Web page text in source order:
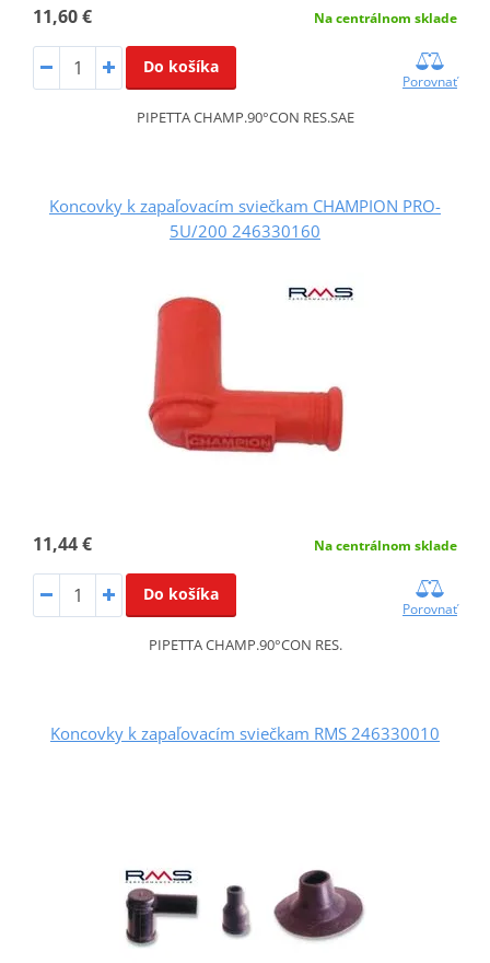
11,60 € Na centrálnom sklade
Do košíka
Porovnať
PIPETTA CHAMP.90°CON RES.SAE
Koncovky k zapaľovacím sviečkam CHAMPION PRO-
5U/200 246330160
11,44 € Na centrálnom sklade
Do košíka
Porovnať
PIPETTA CHAMP.90°CON RES.
Koncovky k zapaľovacím sviečkam RMS 246330010